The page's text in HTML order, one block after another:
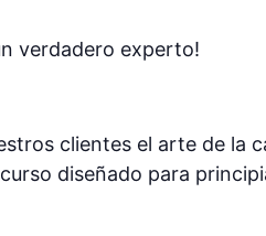
verdadero experto!
clientes el arte de la
diseñado para